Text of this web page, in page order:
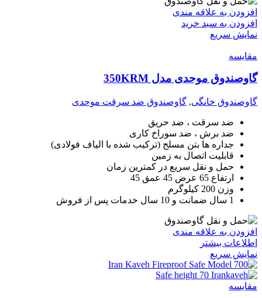
افزودن به علاقه مندی
افزودن به سبد خرید
نمایش سریع
مقايسه
گاوصندوق موحدی مدل 350KRM
گاوصندوق خانگی, گاوصندوق ضد سرقت موحدی
ضد سرقت ، ضد حریق
ضد برش ، ضد سوراخ کاری
جداره ها بتن مسلح (ترکیب شده با الیاف فولادی)
قابلیت اتصال به زمین
حمل و نقل سریع در کمترین زمان
ارتفاع 65 عرض 45 عمق 45
وزن 200 کیلوگرم
1 سال ضمانت و 10 سال خدمات پس از فروش
افزودن به علاقه مندی
اطلاعات بیشتر
نمایش سریع
مقايسه